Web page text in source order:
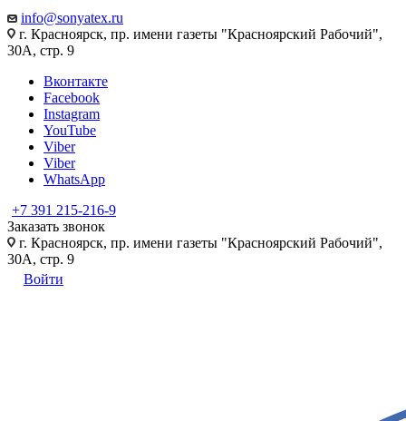
info@sonyatex.ru
г. Красноярск, пр. имени газеты "Красноярский Рабочий",
30А, стр. 9
Вконтакте
Facebook
Instagram
YouTube
Viber
Viber
WhatsApp
+7 391 215-216-9
Заказать звонок
г. Красноярск, пр. имени газеты "Красноярский Рабочий",
30А, стр. 9
Войти